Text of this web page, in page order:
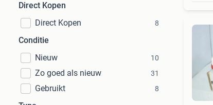
Direct Kopen
Direct Kopen
8
Conditie
Nieuw
10
Zo goed als nieuw 31
Gebruikt 8